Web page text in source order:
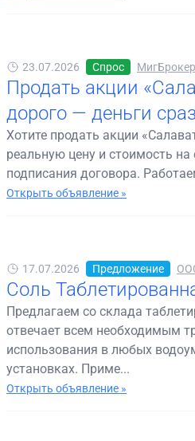
23.07.2026 Спрос МигБрокер
Продать акции
дорого — деньги
Хотите продать акции
реальную цену и стоимость на
подписания договора.
Открыть объявление »
17.07.2026 Предложение
Соль
Предлагаем со склада
отвечает всем необходимым
использования в любых
установках. Приме...
Открыть объявление »